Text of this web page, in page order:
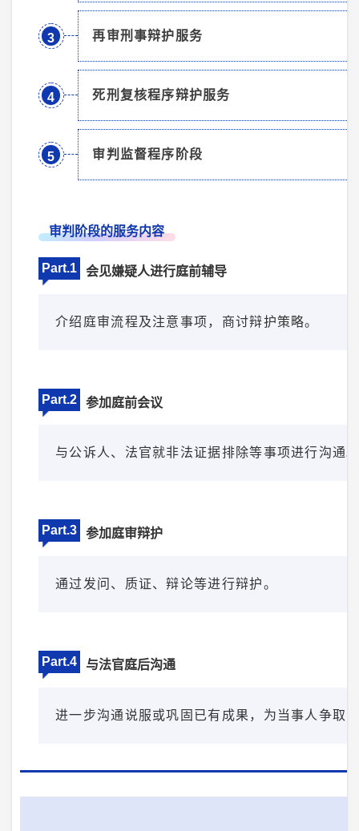
3 再审刑事辩护服务
4 死刑复核程序辩护服务
5 审判监督程序阶段
审判阶段的服务内容
Part.1 会见嫌疑人进行庭前辅导
介绍庭审流程及注意事项，商讨辩护策略。
Part.2 参加庭前会议
与公诉人、法官就非法证据排除等事项进行沟通
Part.3 参加庭审辩护
通过发问、质证、辩论等进行辩护。
Part.4 与法官庭后沟通
进一步沟通说服或巩固已有成果，为当事人争取